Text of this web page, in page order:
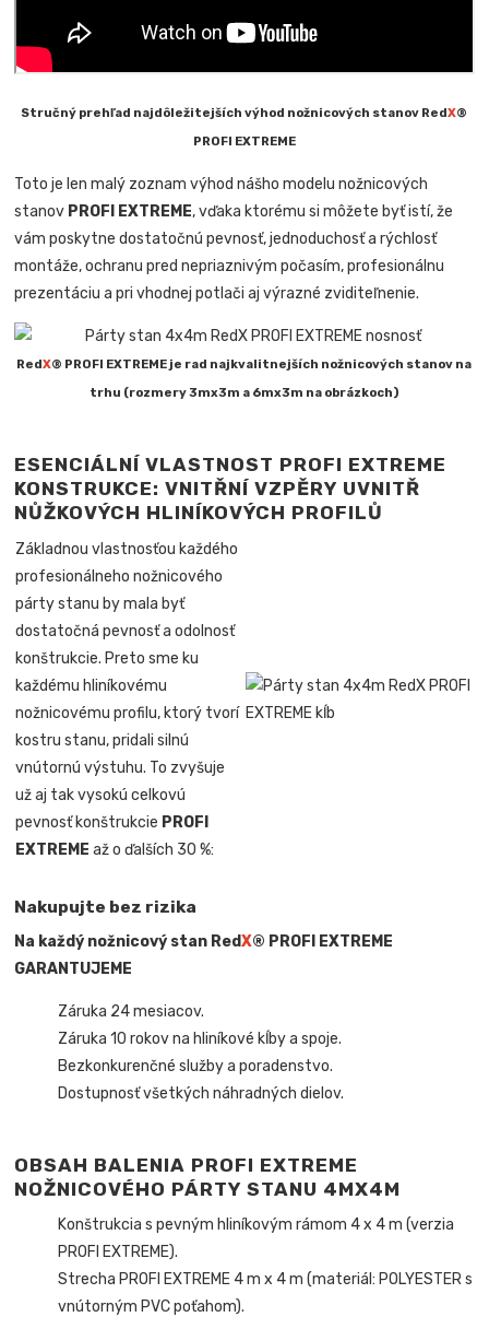
Stručný prehľad najdôležitejších výhod nožnicových stanov RedX®
PROFI EXTREME
Toto je len malý zoznam výhod nášho modelu nožnicových
stanov PROFI EXTREME, vďaka ktorému si môžete byť istí, že
vám poskytne dostatočnú pevnosť, jednoduchosť a rýchlosť
montáže, ochranu pred nepriaznivým počasím, profesionálnu
prezentáciu a pri vhodnej potlači aj výrazné zviditeľnenie.
RedX® PROFI EXTREME je rad najkvalitnejších nožnicových stanov na
trhu (rozmery 3mx3m a 6mx3m na obrázkoch)
ESENCIÁLNÍ VLASTNOST PROFI EXTREME
KONSTRUKCE: VNITŘNÍ VZPĚRY UVNITŘ
NŮŽKOVÝCH HLINÍKOVÝCH PROFILŮ
Základnou vlastnosťou každého
profesionálneho nožnicového
párty stanu by mala byť
dostatočná pevnosť a odolnosť
konštrukcie. Preto sme ku
každému hliníkovému
nožnicovému profilu, ktorý tvorí
kostru stanu, pridali silnú
vnútornú výstuhu. To zvyšuje
už aj tak vysokú celkovú
pevnosť konštrukcie PROFI
EXTREME až o ďalších 30 %:
Nakupujte bez rizika
Na každý nožnicový stan RedX® PROFI EXTREME
GARANTUJEME
Záruka 24 mesiacov.
Záruka 10 rokov na hliníkové kĺby a spoje.
Bezkonkurenčné služby a poradenstvo.
Dostupnosť všetkých náhradných dielov.
OBSAH BALENIA PROFI EXTREME
NOŽNICOVÉHO PÁRTY STANU 4MX4M
Konštrukcia s pevným hliníkovým rámom 4 x 4 m (verzia
PROFI EXTREME).
Strecha PROFI EXTREME 4 m x 4 m (materiál: POLYESTER s
vnútorným PVC poťahom).